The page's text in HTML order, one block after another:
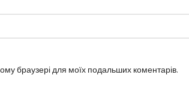
браузері для моїх подальших коментарів.